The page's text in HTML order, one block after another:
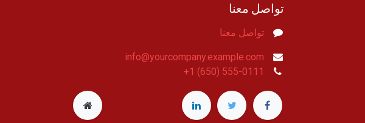
تواصل معنا
تواصل معنا
info@yourcompany.example.com
+1 (650) 555-0111